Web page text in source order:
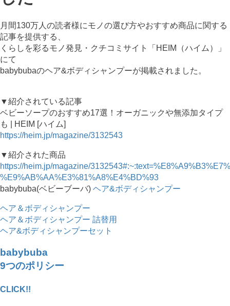
月間130万人の読者様にモノの選び方やおすすめ商品に関する
記事を提供する、
くらしを彩るモノ発見・クチコミサイト「HEIM（ハイム）」
にて
babybubaのヘア&ボディシャンプーが掲載されました。
▼紹介されている記事
ベビーソープのおすすめ17選！オーガニックや無添加タイプ
も | HEIM [ハイム]
https://heim.jp/magazine/3132543
▼紹介された商品
https://heim.jp/magazine/
%E9%AB%AA%E3%81%A8%E4%BD%93
babybuba(ベビーブーバ) ヘア&ボディシャンプー
ヘア＆ボディシャンプー
ヘア＆ボディシャンプー 詰替用
ヘア&ボディシャンプーセット
babybuba
9つのポリシー
CLICK!!